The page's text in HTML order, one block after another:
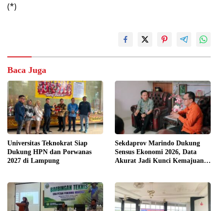
(*)
Baca Juga
Universitas Teknokrat Siap
Dukung HPN dan Porwanas
2027 di Lampung
Sekdaprov Marindo Dukung
Sensus Ekonomi 2026, Data
Akurat Jadi Kunci Kemajuan